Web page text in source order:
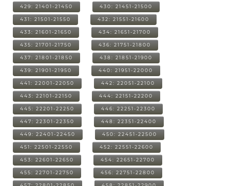
429: 21401-21450 430: 21451-21500
431: 21501-21550 432: 21551-21600
433: 21601-21650 434: 21651-21700
435: 21701-21750 436: 21751-21800
437: 21801-21850 438: 21851-21900
439: 21901-21950 440: 21951-22000
441: 22001-22050 442: 22051-22100
443: 22101-22150 444: 22151-22200
445: 22201-22250 446: 22251-22300
447: 22301-22350 448: 22351-22400
449: 22401-22450 450: 22451-22500
451: 22501-22550 452: 22551-22600
453: 22601-22650 454: 22651-22700
455: 22701-22750 456: 22751-22800